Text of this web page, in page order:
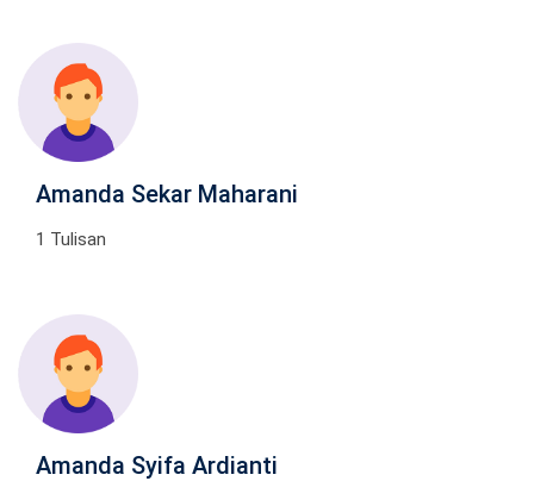
Amanda Sekar Maharani
1 Tulisan
Amanda Syifa Ardianti